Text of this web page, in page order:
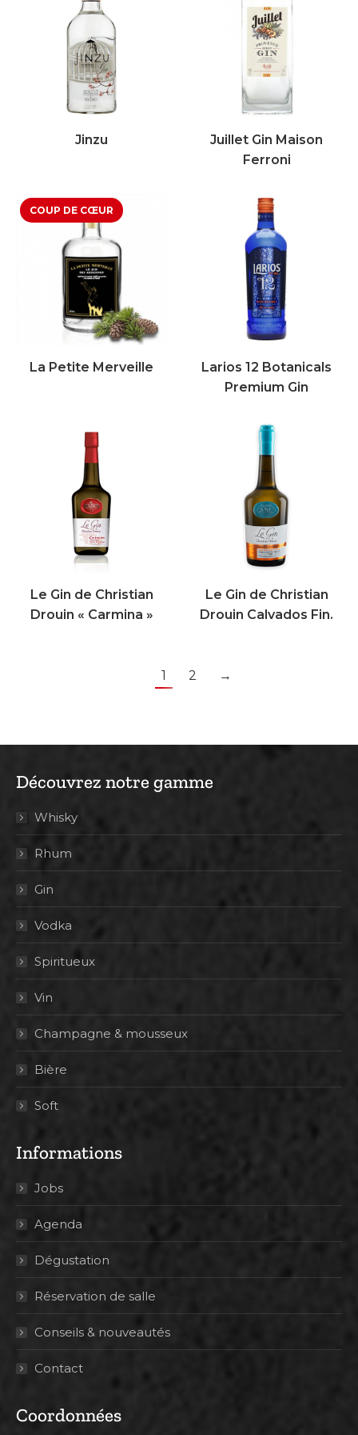
Jinzu
Juillet Gin Maison
Ferroni
La Petite Merveille
Larios 12 Botanicals
Premium Gin
Le Gin de Christian
Drouin « Carmina »
Le Gin de Christian
Drouin Calvados Fin.
1 2 →
Découvrez notre gamme
Whisky
Rhum
Gin
Vodka
Spiritueux
Vin
Champagne & mousseux
Bière
Soft
Informations
Jobs
Agenda
Dégustation
Réservation de salle
Conseils & nouveautés
Contact
Coordonnées